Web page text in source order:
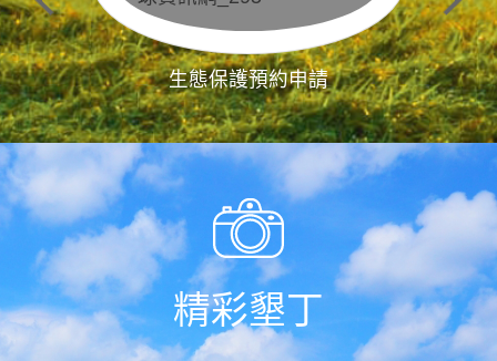
生態保護預約申請
精彩墾丁